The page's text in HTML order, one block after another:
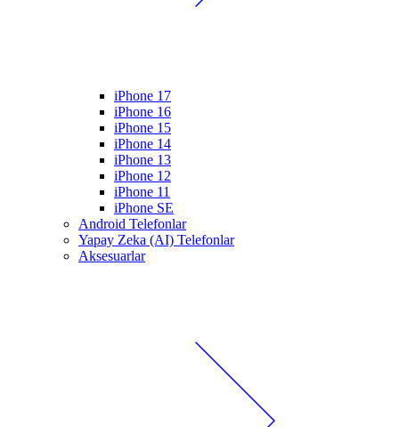
iPhone 17
iPhone 16
iPhone 15
iPhone 14
iPhone 13
iPhone 12
iPhone 11
iPhone SE
Android Telefonlar
Yapay Zeka (AI) Telefonlar
Aksesuarlar